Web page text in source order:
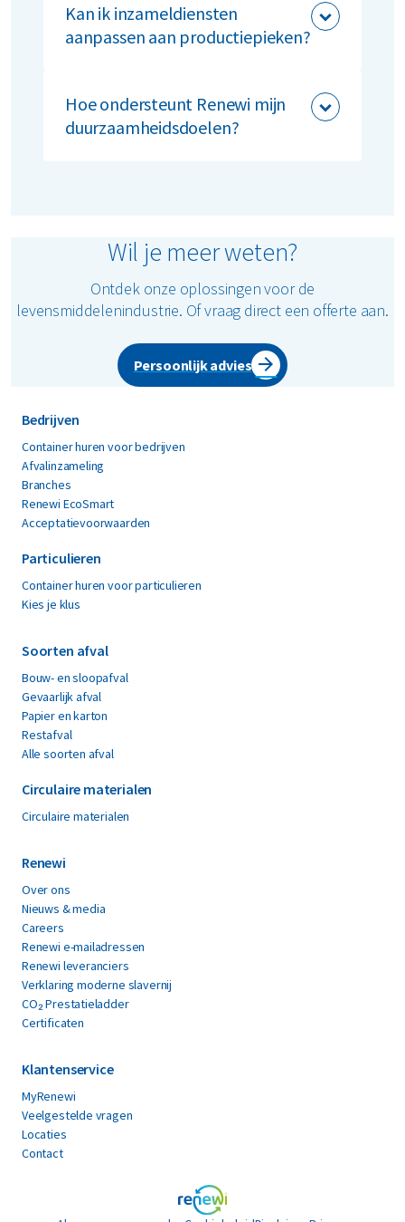
afval, verpakkingen en bulkafval op
maat.
Kan ik inzameldiensten
aanpassen aan productiepieken?
inzamelfrequentie voor alle rolcontainers
aan.
Hoe ondersteunt Renewi mijn
duurzaamheidsdoelen?
Vraag een offerte aan of neem contact
met ons op!Wil je meer weten?
Ontdek onze oplossingen voor de
levensmiddelenindustrie. Of vraag direct een offerte aan.
Persoonlijk advies
Bedrijven
Container huren voor bedrijven
Afvalinzameling
Branches
Renewi EcoSmart
Acceptatievoorwaarden
Particulieren
Container huren voor particulieren
Kies je klus
Soorten afval
Bouw- en sloopafval
Gevaarlijk afval
Papier en karton
Restafval
Alle soorten afval
Circulaire materialen
Circulaire materialen
Renewi
Over ons
Nieuws & media
Careers
Renewi e-mailadressen
Renewi leveranciers
Verklaring moderne slavernij
CO₂ Prestatieladder
Certificaten
Klantenservice
MyRenewi
Veelgestelde vragen
Locaties
Contact